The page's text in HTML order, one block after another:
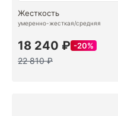
Жесткость
умеренно-жесткая/средняя
18 240 ₽ 20%
22 810 ₽